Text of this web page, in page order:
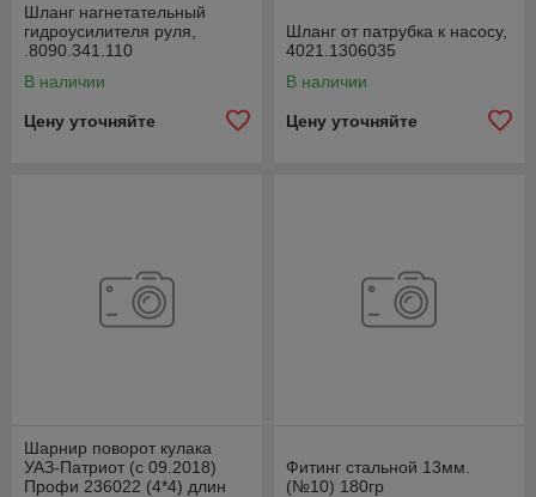
Шланг нагнетательный
гидроусилителя руля,
.8090.341.110
В наличии
Цену уточняйте
Шланг от патрубка к насосу,
4021.1306035
В наличии
Цену уточняйте
Шарнир поворот кулака
УАЗ-Патриот (с 09.2018)
Профи 236022 (4*4) длин
Фитинг стальной 13мм.
(№10) 180гр